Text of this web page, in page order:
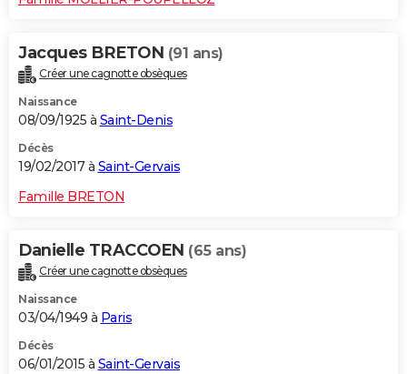
Jacques BRETON (91 ans)
Créer une cagnotte obsèques
Naissance
08/09/1925 à Saint-Denis
Décès
19/02/2017 à Saint-Gervais
Famille BRETON
Danielle TRACCOEN (65 ans)
Créer une cagnotte obsèques
Naissance
03/04/1949 à Paris
Décès
06/01/2015 à Saint-Gervais